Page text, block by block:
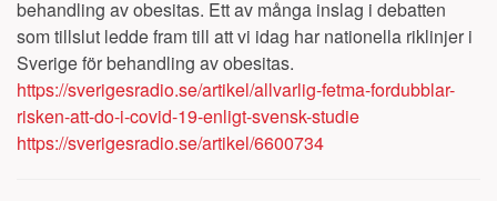
behandling av obesitas. Ett av många inslag i debatten
som tillslut ledde fram till att vi idag har nationella riklinjer i
Sverige för behandling av obesitas.
https://sverigesradio.se/artikel/allvarlig-fetma-fordubblar-
risken-att-do-i-covid-19-enligt-svensk-studie
https://sverigesradio.se/artikel/6600734